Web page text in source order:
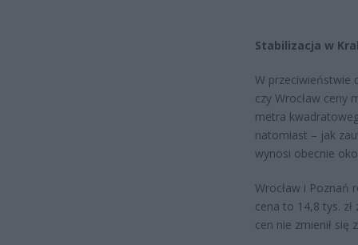
Stabilizacja w
W przeciwieństwie
czy Wrocław ceny
metra
natomiast – jak
wynosi obecnie
Wrocław i Poznań
cena to 14,8 tys.
cen nie zmienił się